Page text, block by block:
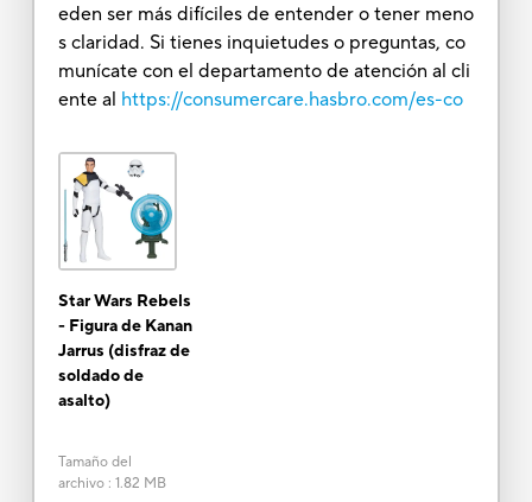
eden ser más difíciles de entender o tener meno
s claridad. Si tienes inquietudes o preguntas, co
munícate con el departamento de atención al cli
ente al https://consumercare.hasbro.com/es-co
Star Wars Rebels
- Figura de Kanan
Jarrus (disfraz de
soldado de
asalto)
Tamaño del
archivo: 1.82 MB